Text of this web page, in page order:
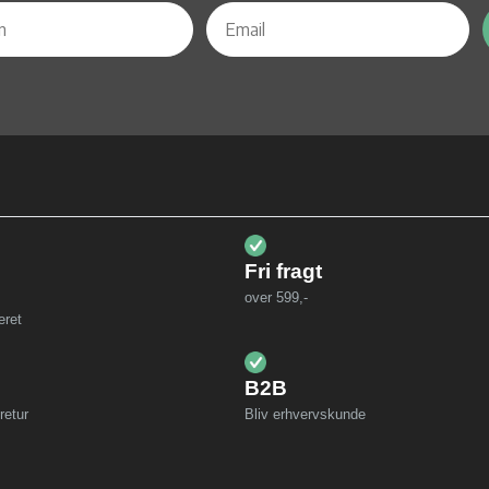
Fri fragt
over 599,-
B2B
Bliv erhvervskunde